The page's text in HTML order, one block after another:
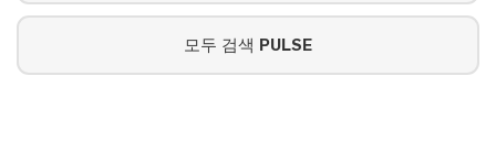
모두 검색 PULSE